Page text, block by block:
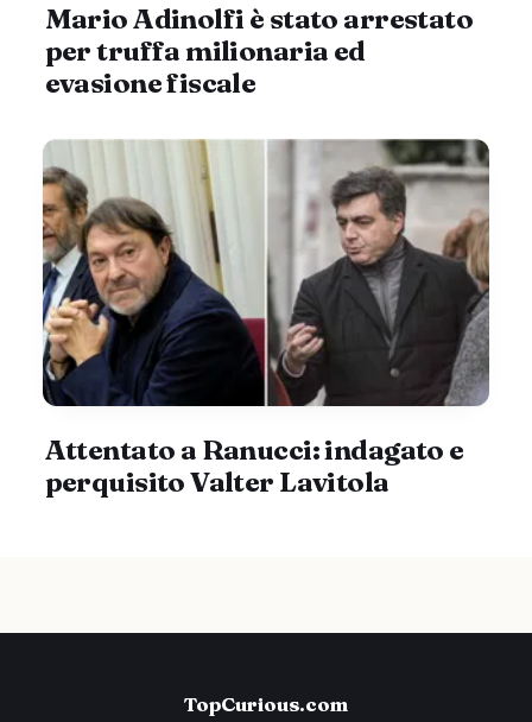
Mario Adinolfi è stato arrestato
per truffa milionaria ed
evasione fiscale
Attentato a Ranucci: indagato e
perquisito Valter Lavitola
TopCurious.com